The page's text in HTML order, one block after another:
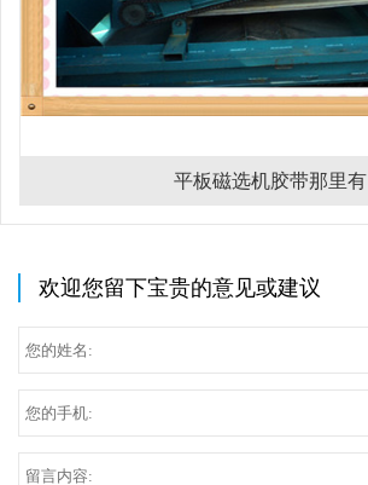
平板磁选机胶带那里有
欢迎您留下宝贵的意见或建议